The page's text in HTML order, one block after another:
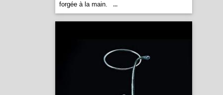
forgée à la main.
...